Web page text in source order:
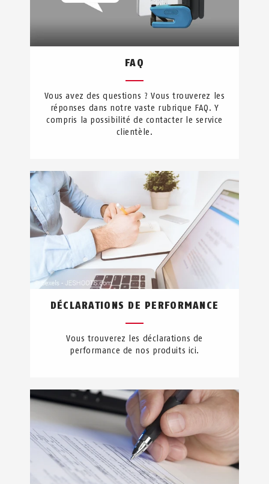
FAQ
Vous avez des questions ? Vous trouverez les
réponses dans notre vaste rubrique FAQ. Y
compris la possibilité de contacter le service
clientèle.
DÉCLARATIONS DE PERFORMANCE
Vous trouverez les déclarations de
performance de nos produits ici.